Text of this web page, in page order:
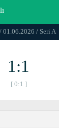
01.06.2026 / Seri A
1:1
[ 0:1 ]